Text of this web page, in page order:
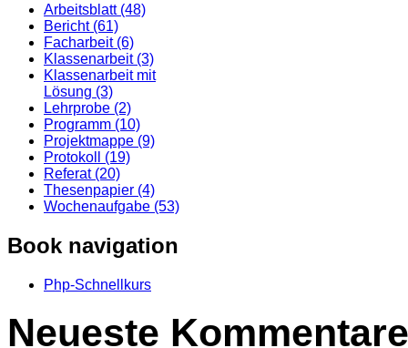
Arbeitsblatt (48)
Bericht (61)
Facharbeit (6)
Klassenarbeit (3)
Klassenarbeit mit
Lösung (3)
Lehrprobe (2)
Programm (10)
Projektmappe (9)
Protokoll (19)
Referat (20)
Thesenpapier (4)
Wochenaufgabe (53)
Book navigation
Php-Schnellkurs
Neueste Kommentare